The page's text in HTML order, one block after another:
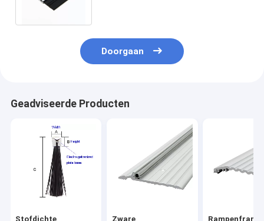
Doorgaan
Geadviseerde Producten
Stofdichte Zware Rampenframe